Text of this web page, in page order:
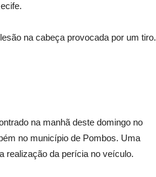
na cabeça provocada por um tiro.
na manhã deste domingo no
no município de Pombos. Uma
realização da perícia no veículo.